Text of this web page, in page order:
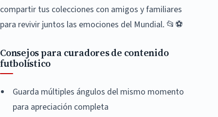
compartir tus colecciones con amigos y familiares
para revivir juntos las emociones del Mundial. 📂⚽
Consejos para curadores de contenido
futbolístico
Guarda múltiples ángulos del mismo momento
para apreciación completa